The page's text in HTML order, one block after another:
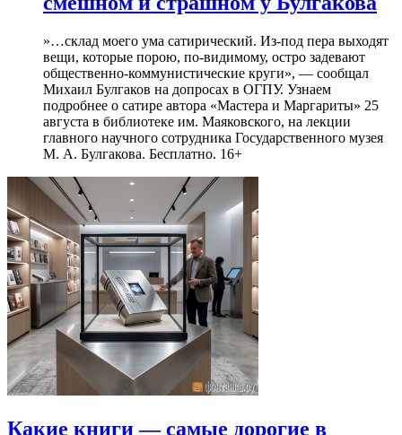
»…склад моего ума сатирический. Из-под пера выходят
вещи, которые порою, по-видимому, остро задевают
общественно-коммунистические круги», — сообщал
Михаил Булгаков на допросах в ОГПУ. Узнаем
подробнее о сатире автора «Мастера и Маргариты» 25
августа в библиотеке им. Маяковского, на лекции
главного научного сотрудника Государственного музея
М. А. Булгакова. Бесплатно. 16+
Какие книги — самые дорогие в